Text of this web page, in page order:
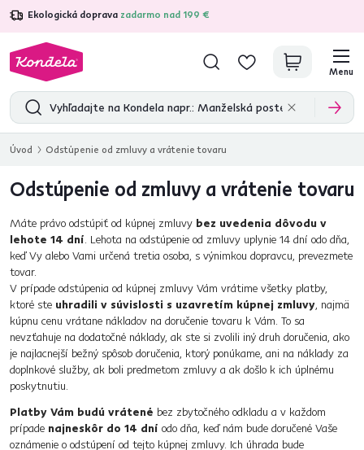
Ekologická doprava zadarmo nad 199 €
4,7 31 333overených produktových recenzií
Menu
Úvod Odstúpenie od zmluvy a vrátenie tovaru
Odstúpenie od zmluvy a vrátenie tovaru
Máte právo odstúpiť od kúpnej zmluvy bez uvedenia dôvodu v
lehote 14 dní. Lehota na odstúpenie od zmluvy uplynie 14 dní odo dňa,
keď Vy alebo Vami určená tretia osoba, s výnimkou dopravcu, prevezmete
tovar.
V prípade odstúpenia od kúpnej zmluvy Vám vrátime všetky platby,
ktoré ste uhradili v súvislosti s uzavretím kúpnej zmluvy, najmä
kúpnu cenu vrátane nákladov na doručenie tovaru k Vám. To sa
nevzťahuje na dodatočné náklady, ak ste si zvolili iný druh doručenia, ako
je najlacnejší bežný spôsob doručenia, ktorý ponúkame, ani na náklady za
doplnkové služby, ak boli predmetom zmluvy a ak došlo k ich úplnému
poskytnutiu.
Platby Vám budú vrátené bez zbytočného odkladu a v každom
prípade najneskôr do 14 dní odo dňa, keď nám bude doručené Vaše
oznámenie o odstúpení od tejto kúpnej zmluvy. Ich úhrada bude